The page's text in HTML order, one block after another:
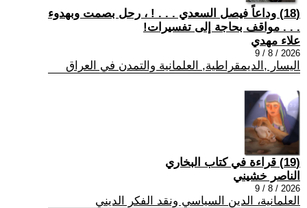
(18) وداعاً فيصل السعدي . . . ! ، رحل بصمت وبهدوء
. . . مواقف بحاجة إلى تفسيرات!
علاء مهدي
2026 / 8 / 9
اليسار ,الديمقراطية, العلمانية والتمدن في العراق
(19) قراءة في كتاب البخاري
الناصر خشيني
2026 / 8 / 9
العلمانية، الدين السياسي ونقد الفكر الديني